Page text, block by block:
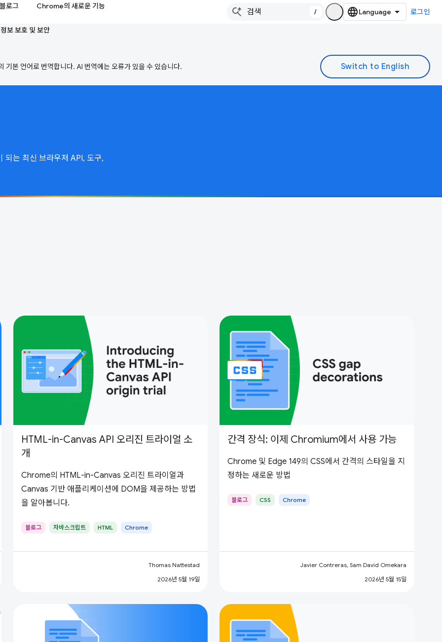
블로그 Chrome의 새로운 기능
/ 로그인
보 보호 및 보안
본 언어로 번역합니다. AI 번역에는 오류가 있을 수 있습니다.
되는 최신 브라우저 API, 도구,
HTML-in-Canvas API 오리진 트라이얼 소
개
Chrome의 HTML-in-Canvas 오리진 트라이얼과
Canvas 기반 애플리케이션에 DOM을 제공하는 방법
을 알아봅니다.
블로그 자바스크립트 HTML Chrome
Thomas Nattestad
2026년 5월 19일
간격 장식: 이제 Chromium에서 사용 가능
Chrome 및 Edge 149의 CSS에서 간격의 스타일을 지
정하는 새로운 방법
블로그 CSS Chrome
Javier Contreras, Sam David Omekara
2026년 5월 15일